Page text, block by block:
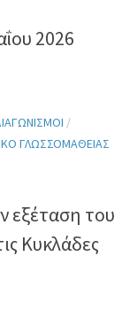
2026
/
ΓΛΩΣΣΟΜΆΘΕΙΑΣ
εξέταση του
Κυκλάδες